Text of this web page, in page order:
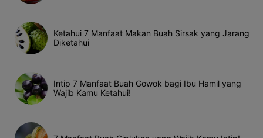
Ketahui 7 Manfaat Makan Buah Sirsak yang Jarang
Diketahui
Intip 7 Manfaat Buah Gowok bagi Ibu Hamil yang
Wajib Kamu Ketahui!